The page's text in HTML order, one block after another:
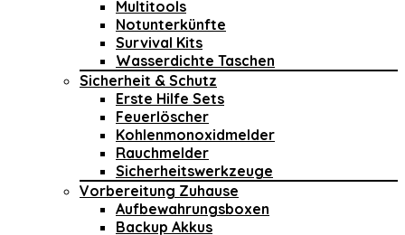
Multitools
Notunterkünfte
Survival Kits
Wasserdichte Taschen
Sicherheit & Schutz
Erste Hilfe Sets
Feuerlöscher
Kohlenmonoxidmelder
Rauchmelder
Sicherheitswerkzeuge
Vorbereitung Zuhause
Aufbewahrungsboxen
Backup Akkus